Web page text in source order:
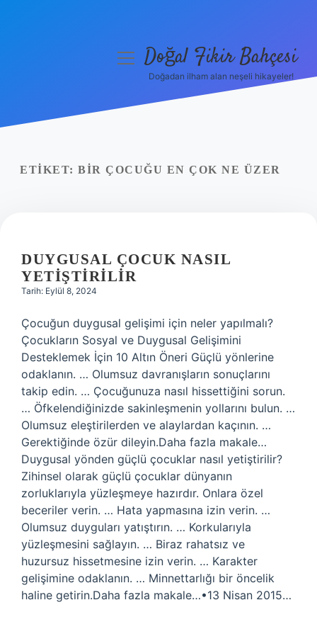
Yasal Uyarı
menüyüDoğal Fikir Bahçesi
Doğadan ilham alan neşeli hikayeler!
ETIKET: BIR ÇOCUĞU EN ÇOK NE ÜZER
DUYGUSAL ÇOCUK NASIL
YETIŞTIRILIR
Tarih: Eylül 8, 2024
Çocuğun duygusal gelişimi için neler yapılmalı?
Çocukların Sosyal ve Duygusal Gelişimini
Desteklemek İçin 10 Altın Öneri Güçlü yönlerine
odaklanın. … Olumsuz davranışların sonuçlarını
takip edin. … Çocuğunuza nasıl hissettiğini sorun.
… Öfkelendiğinizde sakinleşmenin yollarını bulun. …
Olumsuz eleştirilerden ve alaylardan kaçının. …
Gerektiğinde özür dileyin.Daha fazla makale…
Duygusal yönden güçlü çocuklar nasıl yetiştirilir?
Zihinsel olarak güçlü çocuklar dünyanın
zorluklarıyla yüzleşmeye hazırdır. Onlara özel
beceriler verin. … Hata yapmasına izin verin. …
Olumsuz duyguları yatıştırın. … Korkularıyla
yüzleşmesini sağlayın. … Biraz rahatsız ve
huzursuz hissetmesine izin verin. … Karakter
gelişimine odaklanın. … Minnettarlığı bir öncelik
haline getirin.Daha fazla makale…•13 Nisan 2015…